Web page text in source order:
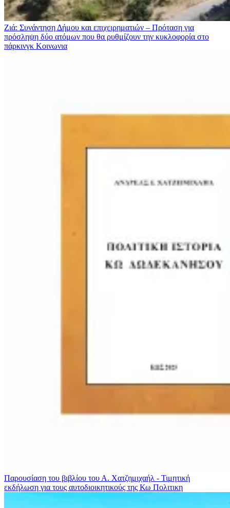
Ζιά: Συνάντηση Δήμου και επιχειρηματιών – Πρόταση για
πρόσληψη δύο ατόμων που θα ρυθμίζουν την κυκλοφορία στο
πάρκινγκ Κοινωνια
Παρουσίαση του βιβλίου του Α. Χατζημιχαήλ - Τιμητική
εκδήλωση για τους αυτοδιοικητικούς της Κω Πολιτικη